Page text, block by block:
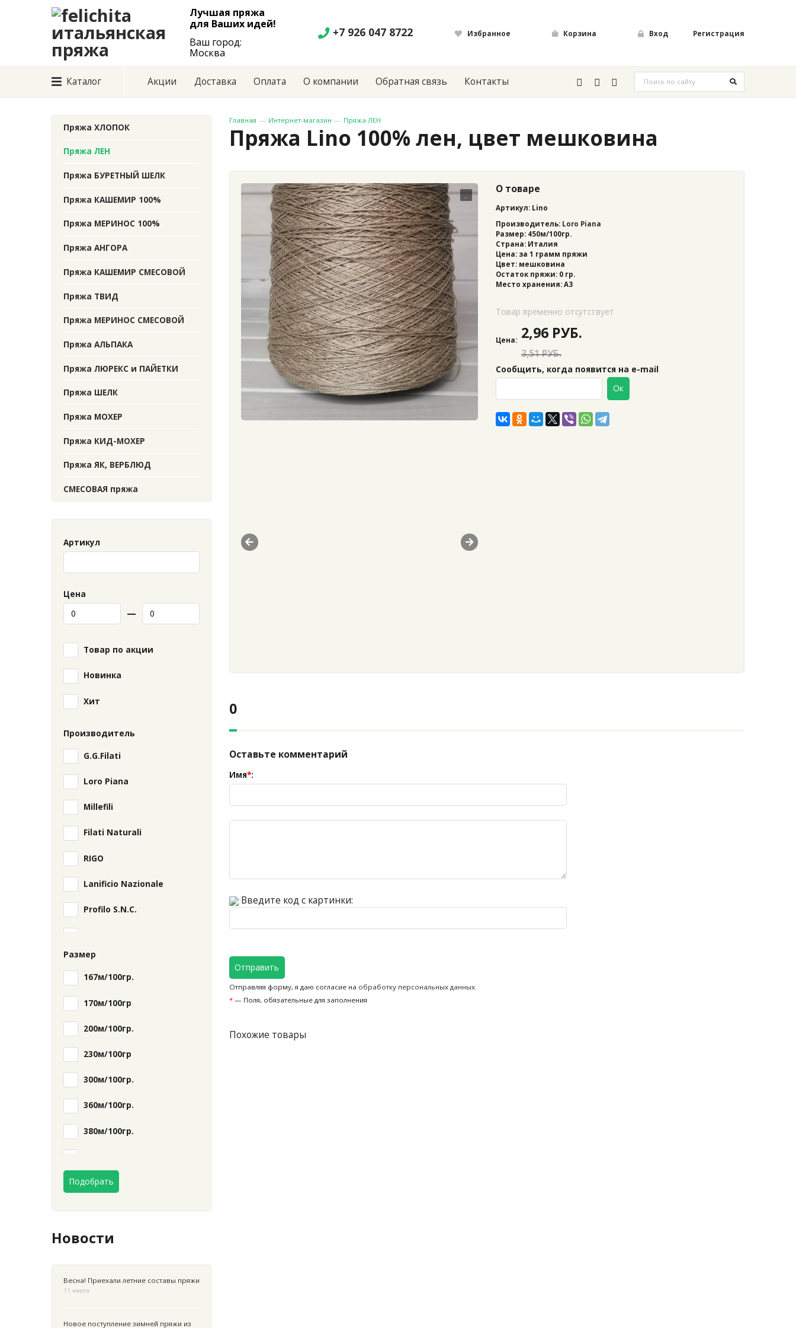
Лучшая пряжа
для Ваших идей!
Ваш город:
Москва
+7 926 047 8722 Избранное Корзина Вход Регистрация
Каталог Акции Доставка Оплата О компании Обратная связь Контакты
Главная — Интернет-магазин — Пряжа ЛЕН
Пряжа Lino 100% лен, цвет мешковина
Previous Next
О товаре
Артикул: Lino
Производитель: Loro Piana
Размер: 450м/100гр.
Страна: Италия
Цена: за 1 грамм пряжи
Цвет: мешковина
Остаток пряжи: 0 гр.
Место хранения: А3
Товар временно отсутствует
Цена: 2,96 РУБ.
3,51 РУБ.
Сообщить, когда появится на e-mail
0
Оставьте комментарий
Имя*:
Введите код с картинки:
Отправить
Отправляя форму, я даю согласие на обработку персональных данных.
*— Поля, обязательные для заполнения
Похожие товары
Пряжа ХЛОПОК
Пряжа ЛЕН
Пряжа БУРЕТНЫЙ ШЕЛК
Пряжа КАШЕМИР 100%
Пряжа МЕРИНОС 100%
Пряжа АНГОРА
Пряжа КАШЕМИР СМЕСОВОЙ
Пряжа ТВИД
Пряжа МЕРИНОС СМЕСОВОЙ
Пряжа АЛЬПАКА
Пряжа ЛЮРЕКС и ПАЙЕТКИ
Пряжа ШЕЛК
Пряжа МОХЕР
Пряжа КИД-МОХЕР
Пряжа ЯК, ВЕРБЛЮД
СМЕСОВАЯ пряжа
Артикул
Цена
—
Товар по акции
Новинка
Хит
Производитель
G.G.Filati
Loro Piana
Millefili
Filati Naturali
RIGO
Lanificio Nazionale
Profilo S.N.C.
TOSKOLINO
Размер
167м/100гр.
170м/100гр
200м/100гр.
230м/100гр
300м/100гр.
360м/100гр.
380м/100гр.
410м/100гр.
450м/100гр.
500м/100гр.
Подобрать
Новости
Весна! Приехали летние составы пряжи
11 марта
Новое поступление зимней пряжи из